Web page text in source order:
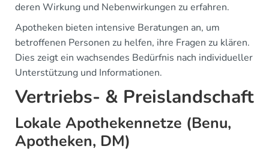
deren Wirkung und Nebenwirkungen zu erfahren.
Apotheken bieten intensive Beratungen an, um
betroffenen Personen zu helfen, ihre Fragen zu klären.
Dies zeigt ein wachsendes Bedürfnis nach individueller
Unterstützung und Informationen.
Vertriebs- & Preislandschaft
Lokale Apothekennetze (Benu,
Apotheken, DM)